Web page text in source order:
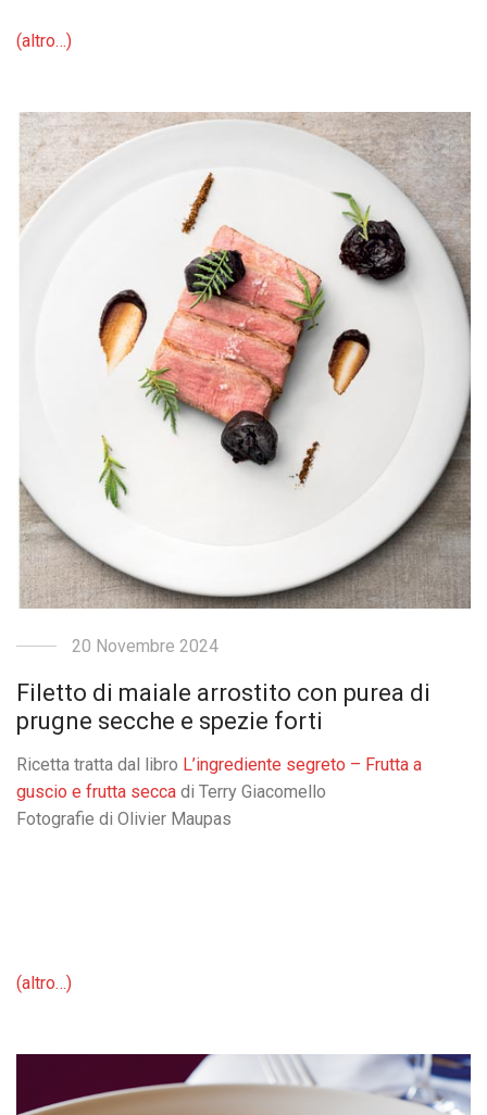
(altro…)
20 Novembre 2024
Filetto di maiale arrostito con purea di
prugne secche e spezie forti
Ricetta tratta dal libro L’ingrediente segreto – Frutta a
guscio e frutta seccadi Terry Giacomello
Fotografie di Olivier Maupas
(altro…)